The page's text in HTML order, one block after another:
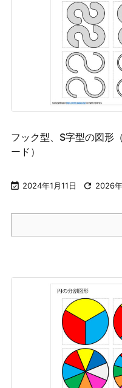
フック型、S字型の図形
ード）
 2024年1月11日  2026